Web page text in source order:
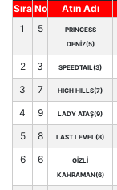
Sıra No Atın Adı
1
5
PRINCESS
DENİZ(5)
2 3 SPEEDTAIL(3)
3 7 HIGH HILLS(7)
4 9 LADY ATAŞ(9)
5 8 LAST LEVEL(8)
6 6
GİZLİ
KAHRAMAN(6)